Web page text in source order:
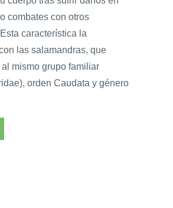
combates con otros
característica la
las salamandras, que
mismo grupo familiar
orden Caudata y género